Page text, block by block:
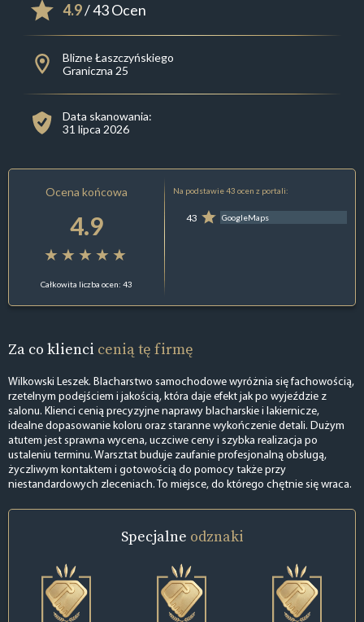
4.9/ 43 Ocen
Blizne Łaszczyńskiego
Graniczna 25
Data skanowania:
31 lipca 2026
Ocena końcowa
4.9
Całkowita liczba ocen: 43
Na podstawie 43 ocen z portali:
43 GoogleMaps
Za co klienci cenią tę firmę
Wilkowski Leszek. Blacharstwo samochodowe wyróżnia się fachowością,
rzetelnym podejściem i jakością, która daje efekt jak po wyjeździe z
salonu. Klienci cenią precyzyjne naprawy blacharskie i lakiernicze,
idealne dopasowanie koloru oraz staranne wykończenie detali. Dużym
atutem jest sprawna wycena, uczciwe ceny i szybka realizacja po
ustaleniu terminu. Warsztat buduje zaufanie profesjonalną obsługą,
życzliwym kontaktem i gotowością do pomocy także przy
niestandardowych zleceniach. To miejsce, do którego chętnie się wraca.
Specjalne odznaki